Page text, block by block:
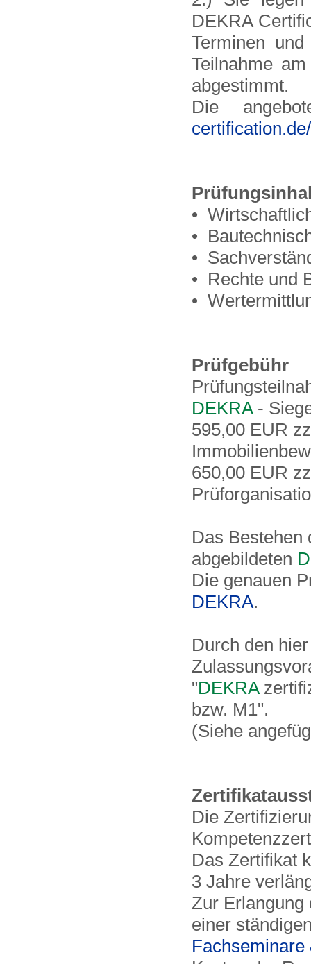
DEKRA
Terminen
Teilnahme
abgestimmt.
Die
•
•
•
• Rechte und
•
Prüfgebühr
DEKRA-
595,00 EUR
650,00 EUR
Das Bestehen
abgebildeten
Die genauen
DEKRA.
Durch den
"DEKRA
bzw. M1".
(Siehe
Die
Das Zertifikat
3 Jahre
Zur Erlangung
einer